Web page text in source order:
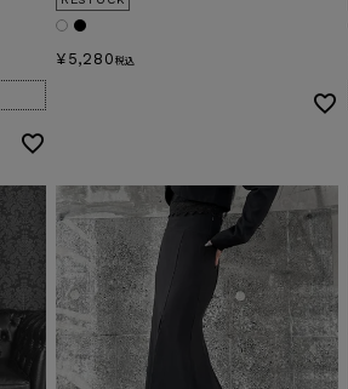
¥ 5,280 税込